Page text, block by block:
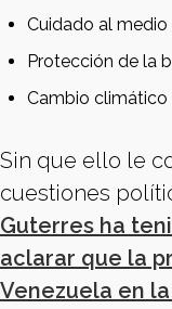
Cuidado al
Protección de la
Cambio climático
Sin que ello le
cuestiones
Guterres ha
aclarar que la
Venezuela en